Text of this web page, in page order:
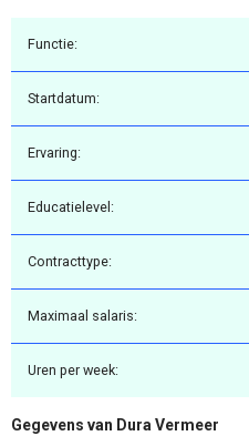
Functie:
Startdatum:
Ervaring:
Educatielevel:
Contracttype:
Maximaal salaris:
Uren per week:
Gegevens van Dura Vermeer